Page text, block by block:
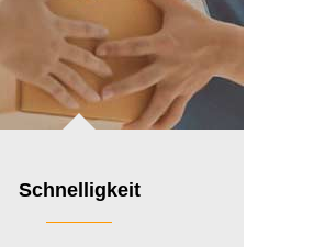
Schnelligkeit